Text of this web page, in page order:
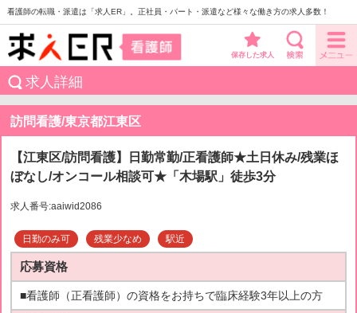
看護師の転職・派遣は「求人ER」。正社員・パート・派遣など様々な働き方の求人多数！
保存した求人
求人詳細
訪問看護/東京都江東区
【江東区/訪問看護】日勤常勤/正看護師★土日休み/残業ほ
ぼなし/オンコール相談可★「木場駅」徒歩3分
求人番号:aaiwid2086
日勤のみ可 残業少なめ 駅近
応募資格
■看護師（正看護師）の資格をお持ちで臨床経験3年以上の方